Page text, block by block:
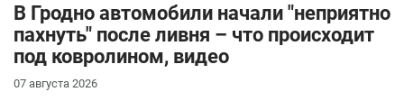
В Гродно автомобили начали "неприятно
пахнуть" после ливня – что происходит
под ковролином, видео
07 августа 2026